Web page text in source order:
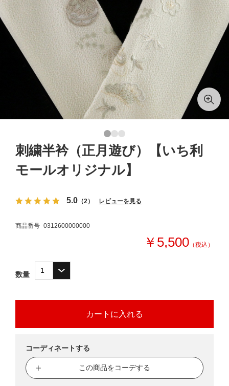
刺繍半衿（正月遊び）【いち利
モールオリジナル】
5.0 （2） レビューを見る
商品番号 0312600000000
￥5,500 （税込）
数量
コーディネートする
この商品をコーデする